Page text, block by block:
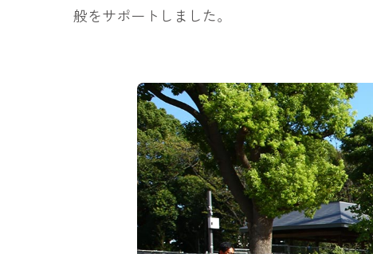
般をサポートしました。